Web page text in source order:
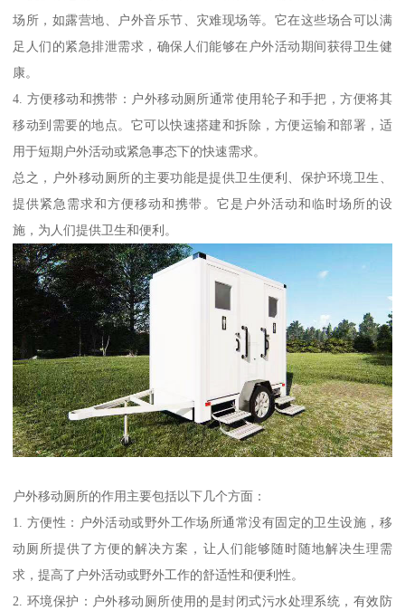
场所，如露营地、户外音乐节、灾难现场等。它在这些场合可以满
足人们的紧急排泄需求，确保人们能够在户外活动期间获得卫生健
康。
4. 方便移动和携带：户外移动厕所通常使用轮子和手把，方便将其
移动到需要的地点。它可以快速搭建和拆除，方便运输和部署，适
用于短期户外活动或紧急事态下的快速需求。
总之，户外移动厕所的主要功能是提供卫生便利、保护环境卫生、
提供紧急需求和方便移动和携带。它是户外活动和临时场所的设
施，为人们提供卫生和便利。
户外移动厕所的作用主要包括以下几个方面：
1. 方便性：户外活动或野外工作场所通常没有固定的卫生设施，移
动厕所提供了方便的解决方案，让人们能够随时随地解决生理需
求，提高了户外活动或野外工作的舒适性和便利性。
2. 环境保护：户外移动厕所使用的是封闭式污水处理系统，有效防